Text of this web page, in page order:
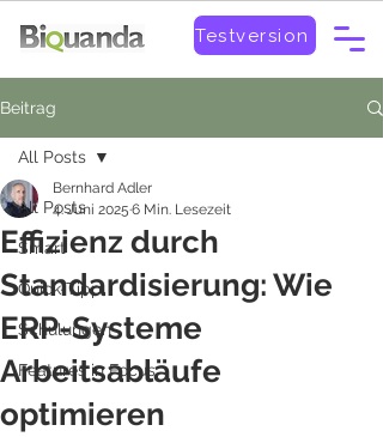
Testversion
Beitrag
All Posts
Smart
Quick-Tipp
Schulungen
Features in Focus
All Posts
Effizienz durch
Standardisierung: Wie
ERP-Systeme
Arbeitsabläufe
optimieren
Bernhard Adler
4. Juni 2025 6 Min. Lesezeit